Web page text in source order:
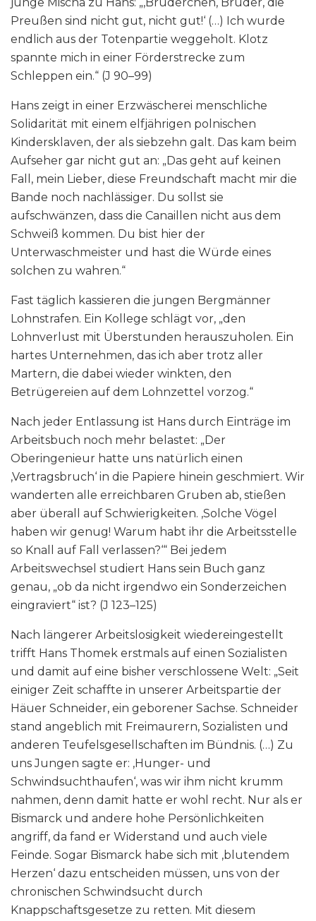
Preußen sind nicht gut, nicht gut!‘ (…) Ich wurde
endlich aus der Totenpartie weggeholt. Klotz
spannte mich in einer Förderstrecke zum
Schleppen ein.“ (J 90–99)
Hans zeigt in einer Erzwäscherei menschliche
Solidarität mit einem elfjährigen polnischen
Kindersklaven, der als siebzehn galt. Das kam beim
Aufseher gar nicht gut an: „Das geht auf keinen
Fall, mein Lieber, diese Freundschaft macht mir die
Bande noch nachlässiger. Du sollst sie
aufschwänzen, dass die Canaillen nicht aus dem
Schweiß kommen. Du bist hier der
Unterwaschmeister und hast die Würde eines
solchen zu wahren.“
Fast täglich kassieren die jungen Bergmänner
Lohnstrafen. Ein Kollege schlägt vor, „den
Lohnverlust mit Überstunden herauszuholen. Ein
hartes Unternehmen, das ich aber trotz aller
Martern, die dabei wieder winkten, den
Betrügereien auf dem Lohnzettel vorzog.“
Nach jeder Entlassung ist Hans durch Einträge im
Arbeitsbuch noch mehr belastet: „Der
Oberingenieur hatte uns natürlich einen
‚Vertragsbruch‘ in die Papiere hinein geschmiert. Wir
wanderten alle erreichbaren Gruben ab, stießen
aber überall auf Schwierigkeiten. ‚Solche Vögel
haben wir genug! Warum habt ihr die Arbeitsstelle
so Knall auf Fall verlassen?‘“ Bei jedem
Arbeitswechsel studiert Hans sein Buch ganz
genau, „ob da nicht irgendwo ein Sonderzeichen
eingraviert“ ist? (J 123–125)
Nach längerer Arbeitslosigkeit wiedereingestellt
trifft Hans Thomek erstmals auf einen Sozialisten
und damit auf eine bisher verschlossene Welt: „Seit
einiger Zeit schaffte in unserer Arbeitspartie der
Häuer Schneider, ein geborener Sachse. Schneider
stand angeblich mit Freimaurern, Sozialisten und
anderen Teufelsgesellschaften im Bündnis. (…) Zu
uns Jungen sagte er: ‚Hunger- und
Schwindsuchthaufen‘, was wir ihm nicht krumm
nahmen, denn damit hatte er wohl recht. Nur als er
Bismarck und andere hohe Persönlichkeiten
angriff, da fand er Widerstand und auch viele
Feinde. Sogar Bismarck habe sich mit ‚blutendem
Herzen‘ dazu entscheiden müssen, uns von der
chronischen Schwindsucht durch
Knappschaftsgesetze zu retten. Mit diesem